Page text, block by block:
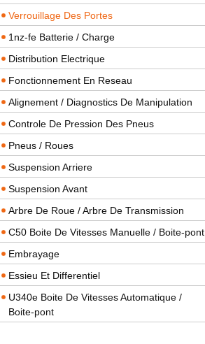
Verrouillage Des Portes
1nz-fe Batterie / Charge
Distribution Electrique
Fonctionnement En Reseau
Alignement / Diagnostics De Manipulation
Controle De Pression Des Pneus
Pneus / Roues
Suspension Arriere
Suspension Avant
Arbre De Roue / Arbre De Transmission
C50 Boite De Vitesses Manuelle / Boite-pont
Embrayage
Essieu Et Differentiel
U340e Boite De Vitesses Automatique /
Boite-pont